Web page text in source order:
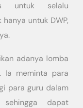
untuk selalu
untuk DWP,
adanya lomba
Ia meminta para
para guru dalam
dapat